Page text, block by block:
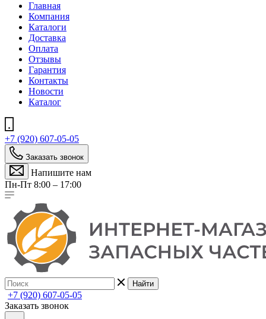
Главная
Компания
Каталоги
Доставка
Оплата
Отзывы
Гарантия
Контакты
Новости
Каталог
+7 (920) 607-05-05
Заказать звонок
Напишите нам
Пн-Пт 8:00 – 17:00
Найти
+7 (920) 607-05-05
Заказать звонок